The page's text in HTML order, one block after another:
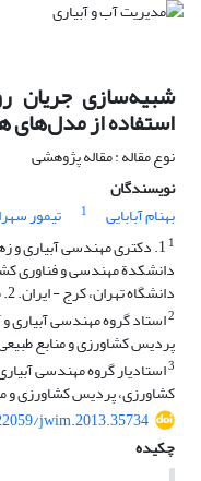
شبیه‌سازی جریان
استفاده از مدل‌های
نوع مقاله : مقاله پژوهشی
نویسندگان
بهنام آبابایی
1 تیمور
1 1. دکتری مهندسی آبیاری و
دانشکدة مهندسی و فناوری
دانشگاه تهران، کرج - ایران. 2. مرکز تحقیقات و توسعه، سازمان اتکا.
2استاد گروه مهندسی آبیاری
پردیس کشاورزی و منابع
3استادیار گروه مهندسی
کشاورزی، پردیس کشاورزی و
jwim.2013.35734
چکیده